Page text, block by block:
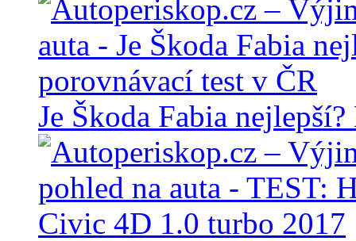
Je Škoda Fabia